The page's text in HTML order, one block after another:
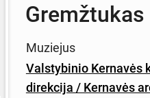
Gremžtukas
Muziejus
Valstybinio Kernavės
direkcija / Kernavės